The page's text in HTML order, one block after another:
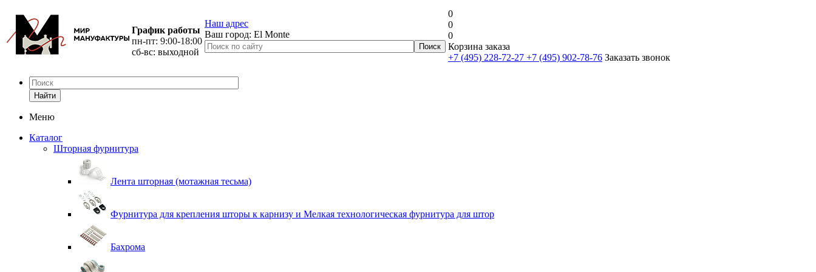
График работы
пн-пт: 9:00-18:00
сб-вс: выходной
Наш адрес
Ваш город: El Monte
0
0
0
Корзина заказа
+7 (495) 228-72-27 +7 (495) 902-78-76 Заказать звонок
Найти
Меню
Каталог
Шторная фурнитура
Лента шторная (мотажная тесьма)
Фурнитура для крепления шторы к карнизу и Мелкая технологическая фурнитура для штор
Бахрома